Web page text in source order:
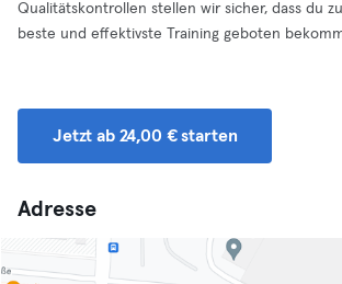
Qualitätskontrollen stellen wir sicher, dass du
beste und effektivste Training geboten
Jetzt ab 24,00 € starten
Adresse